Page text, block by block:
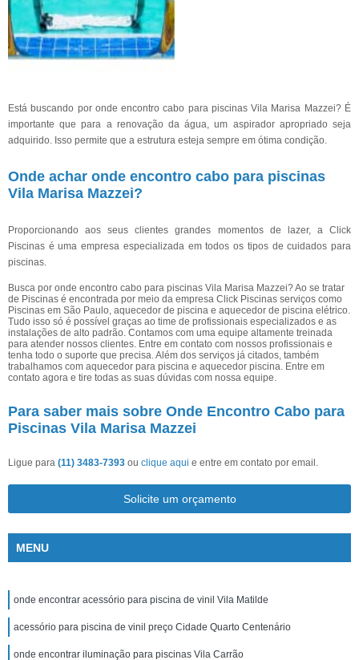
Está buscando por onde encontro cabo para piscinas Vila Marisa Mazzei? É
importante que para a renovação da água, um aspirador apropriado seja
adquirido. Isso permite que a estrutura esteja sempre em ótima condição.
Onde achar onde encontro cabo para piscinas
Vila Marisa Mazzei?
Proporcionando aos seus clientes grandes momentos de lazer, a Click
Piscinas é uma empresa especializada em todos os tipos de cuidados para
piscinas.
Busca por onde encontro cabo para piscinas Vila Marisa Mazzei? Ao se tratar
de Piscinas é encontrada por meio da empresa Click Piscinas serviços como
Piscinas em São Paulo, aquecedor de piscina e aquecedor de piscina elétrico.
Tudo isso só é possível graças ao time de profissionais especializados e as
instalações de alto padrão. Contamos com uma equipe altamente treinada
para atender nossos clientes. Entre em contato com nossos profissionais e
tenha todo o suporte que precisa. Além dos serviços já citados, também
trabalhamos com aquecedor para piscina e aquecedor piscina. Entre em
contato agora e tire todas as suas dúvidas com nossa equipe.
Para saber mais sobre Onde Encontro Cabo para
Piscinas Vila Marisa Mazzei
Ligue para (11) 3483-7393 ou clique aqui e entre em contato por email.
Solicite um orçamento
MENU
onde encontrar acessório para piscina de vinil Vila Matilde
acessório para piscina de vinil preço Cidade Quarto Centenário
onde encontrar iluminação para piscinas Vila Carrão